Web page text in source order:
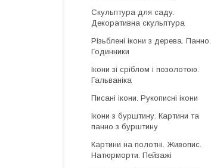
Скульптура для саду.
Декоративна скульптура
Різьблені ікони з дерева. Панно.
Годинники
Ікони зі сріблом і позолотою.
Гальваніка
Писані ікони. Рукописні ікони
Ікони з бурштину. Картини та
панно з бурштину
Картини на полотні. Живопис.
Натюрморти. Пейзажі